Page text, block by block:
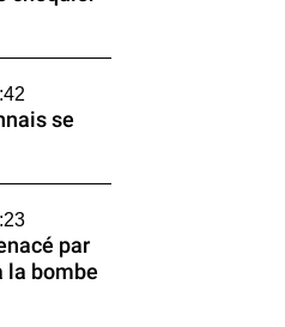
se
par
la bombe